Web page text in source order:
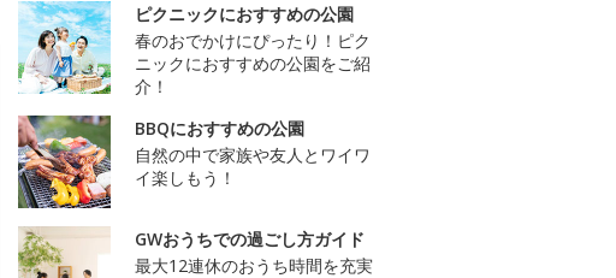
ピクニックにおすすめの公園
春のおでかけにぴったり！ピク
ニックにおすすめの公園をご紹
介！
BBQにおすすめの公園
自然の中で家族や友人とワイワ
イ楽しもう！
GWおうちでの過ごし方ガイド
最大12連休のおうち時間を充実